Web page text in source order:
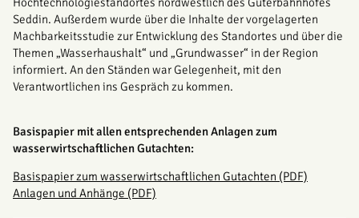
Seddin. Außerdem wurde über die Inhalte der vorgelagerten
Machbarkeitsstudie zur Entwicklung des Standortes und über die
Themen „Wasserhaushalt“ und „Grundwasser“ in der Region
informiert. An den Ständen war Gelegenheit, mit den
Verantwortlichen ins Gespräch zu kommen.
Basispapier mit allen entsprechenden Anlagen zum
wasserwirtschaftlichen Gutachten:
Basispapier zum wasserwirtschaftlichen Gutachten (PDF)
Anlagen und Anhänge (PDF)